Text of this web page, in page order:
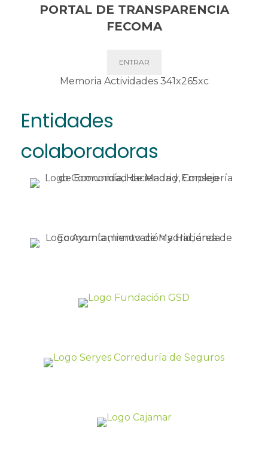
PORTAL DE TRANSPARENCIA
FECOMA
ENTRAR
Entidades
colaboradoras